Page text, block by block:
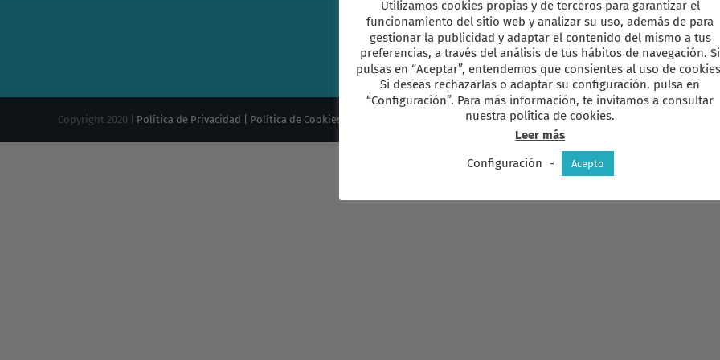
Copyright 2020 | Política de Privacidad | Política de Cookies
Utilizamos cookies propias y de terceros para garantizar el
funcionamiento del sitio web y analizar su uso, además de para
gestionar la publicidad y adaptar el contenido del mismo a tus
preferencias, a través del análisis de tus hábitos de navegación. Si
pulsas en “Aceptar”, entendemos que consientes al uso de
Si deseas rechazarlas o adaptar su configuración, pulsa en
“Configuración”. Para más información, te invitamos a consultar
nuestra política de cookies.
Leer más
Configuración
- Acepto